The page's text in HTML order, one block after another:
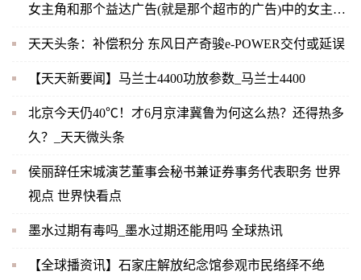
女主角和那个益达广告(就是那个超市的广告)中的女主角
天天头条：补偿积分 东风日产奇骏e-POWER交付或延误
【天天新要闻】马兰士4400功放参数_马兰士4400
北京今天仍40℃！才6月京津冀鲁为何这么热？还得热多
久？_天天微头条
侯丽辞任宋城演艺董事会秘书兼证券事务代表职务 世界
视点 世界快看点
墨水过期有毒吗_墨水过期还能用吗 全球热讯
【全球播资讯】石家庄解放纪念馆参观市民络绎不绝